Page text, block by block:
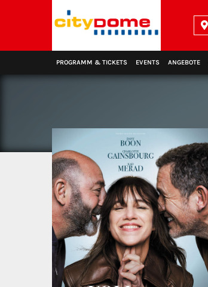
PROGRAMM & TICKETS EVENTS ANGEBOTE